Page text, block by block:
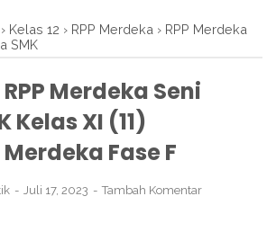
› Kelas 12 › RPP Merdeka › RPP Merdeka
SMK
Merdeka Seni
Kelas XI (11)
Fase F
Juli 17, 2023 Tambah Komentar